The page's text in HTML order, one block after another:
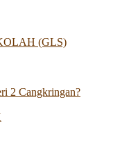
(GLS)
2 Cangkringan?